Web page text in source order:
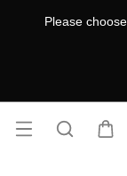
Please
فتح